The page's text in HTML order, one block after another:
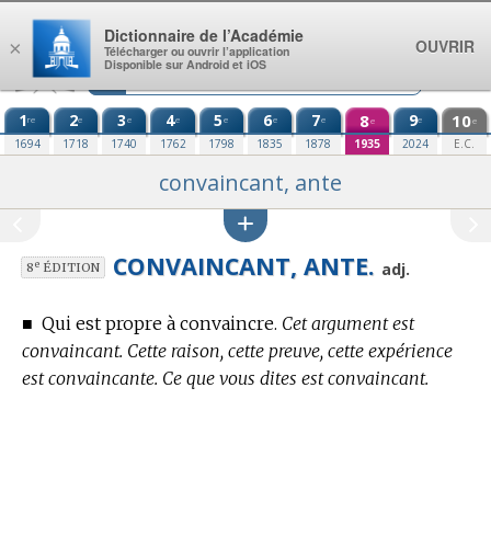
Aller au contenu
1re
1694
2e
1718
3e
1740
4e
1762
5e
1798
6e
1835
7e
1878
8e
1935
9e
2024
10e
E.C.
convaincant, ante
8eÉDITION CONVAINCANT, ANTE. adj.
■ Qui est propre à convaincre. Cet argument est
convaincant. Cette raison, cette preuve, cette expérience
est convaincante. Ce que vous dites est convaincant.
×
Dictionnaire de l’Académie
Télécharger ou ouvrir l’application
Disponible sur Android et iOS
OUVRIR